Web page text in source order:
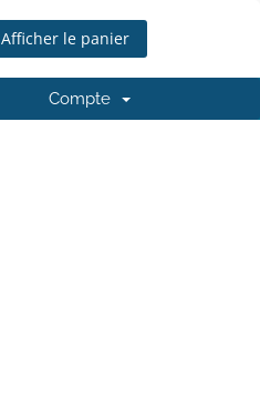
Afficher le panier
Compte